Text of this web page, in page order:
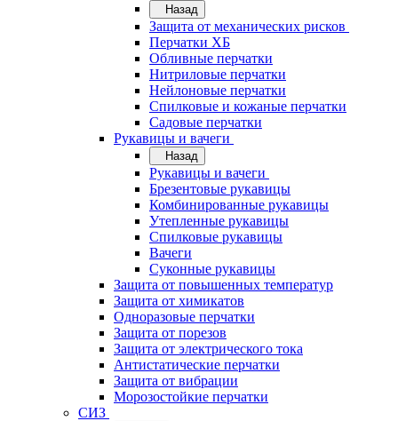
Назад
Защита от механических рисков
Перчатки ХБ
Обливные перчатки
Нитриловые перчатки
Нейлоновые перчатки
Спилковые и кожаные перчатки
Садовые перчатки
Рукавицы и вачеги
Назад
Рукавицы и вачеги
Брезентовые рукавицы
Комбинированные рукавицы
Утепленные рукавицы
Спилковые рукавицы
Вачеги
Суконные рукавицы
Защита от повышенных температур
Защита от химикатов
Одноразовые перчатки
Защита от порезов
Защита от электрического тока
Антистатические перчатки
Защита от вибрации
Морозостойкие перчатки
СИЗ